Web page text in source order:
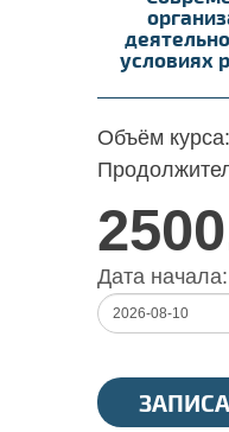
условиях
Объём курса:
Дата начала: